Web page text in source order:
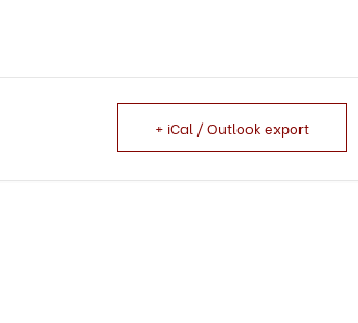
+ iCal / Outlook export